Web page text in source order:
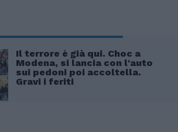
Il terrore è già qui. Choc a
Modena, si lancia con l'auto
sui pedoni poi accoltella.
Gravi i feriti